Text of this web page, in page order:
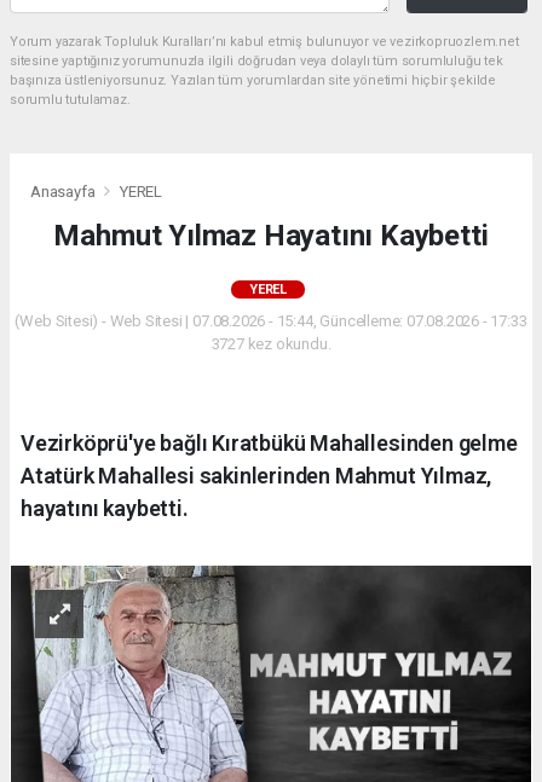
Yorum yazarak Topluluk Kuralları’nı kabul etmiş bulunuyor ve vezirkopruozlem.net
sitesine yaptığınız yorumunuzla ilgili doğrudan veya dolaylı tüm sorumluluğu tek
başınıza üstleniyorsunuz. Yazılan tüm yorumlardan site yönetimi hiçbir şekilde
sorumlu tutulamaz.
Anasayfa YEREL
Mahmut Yılmaz Hayatını Kaybetti
YEREL
(Web Sitesi) - Web Sitesi | 07.08.2026 - 15:44, Güncelleme: 07.08.2026 - 17:33
3727 kez okundu.
Vezirköprü'ye bağlı Kıratbükü Mahallesinden gelme
Atatürk Mahallesi sakinlerinden Mahmut Yılmaz,
hayatını kaybetti.